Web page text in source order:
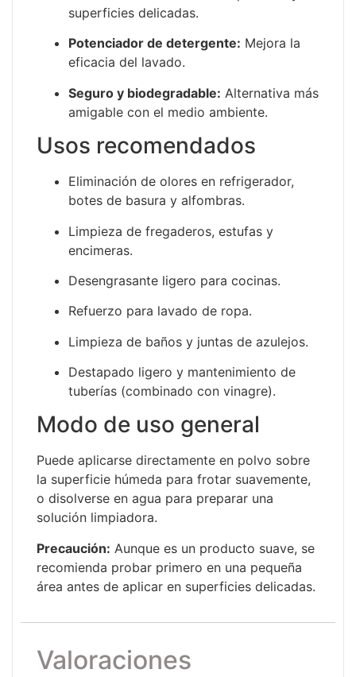
superficies delicadas.
Potenciador de detergente: Mejora la
eficacia del lavado.
Seguro y biodegradable: Alternativa más
amigable con el medio ambiente.
Usos recomendados
Eliminación de olores en refrigerador,
botes de basura y alfombras.
Limpieza de fregaderos, estufas y
encimeras.
Desengrasante ligero para cocinas.
Refuerzo para lavado de ropa.
Limpieza de baños y juntas de azulejos.
Destapado ligero y mantenimiento de
tuberías (combinado con vinagre).
Modo de uso general
Puede aplicarse directamente en polvo sobre
la superficie húmeda para frotar suavemente,
o disolverse en agua para preparar una
solución limpiadora.
Precaución: Aunque es un producto suave, se
recomienda probar primero en una pequeña
área antes de aplicar en superficies delicadas.
Valoraciones